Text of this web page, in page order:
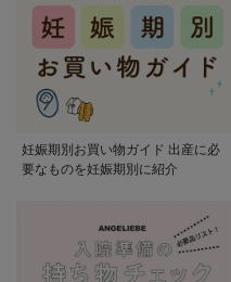
妊娠期別お買い物ガイド 出産に必
要なものを妊娠期別に紹介